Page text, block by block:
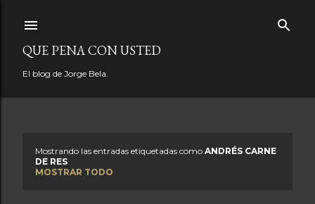
QUE PENA CON USTED
El blog de Jorge Bela.
Mostrando las entradas etiquetadas como ANDRÉS CARNE
DE RES
MOSTRAR TODO